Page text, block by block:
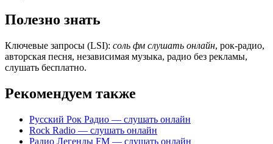
Полезно знать
Ключевые запросы (LSI): соль фм слушать онлайн, рок-радио,
авторская песня, независимая музыка, радио без рекламы,
слушать бесплатно.
Рекомендуем также
Русский Рок Радио — слушать онлайн
Rock Radio — слушать онлайн
Радио Легенды FM — слушать онлайн